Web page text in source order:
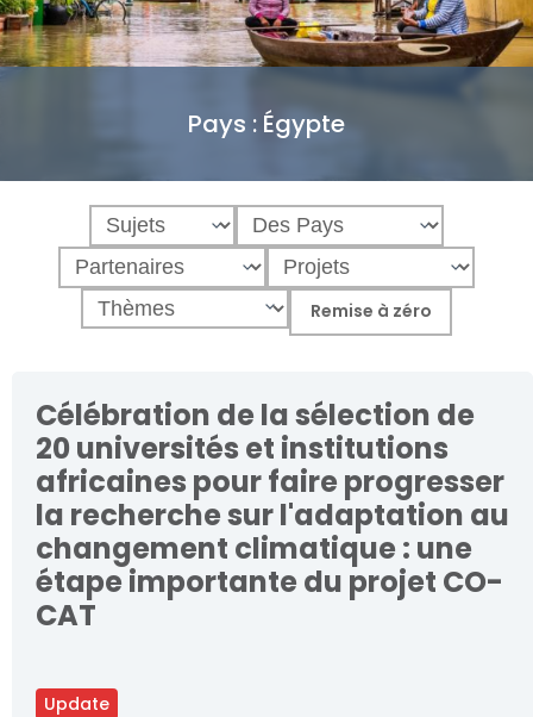
Pays : Égypte
Update
Célébration de la sélection de
20 universités et institutions
africaines pour faire progresser
la recherche sur l'adaptation au
changement climatique : une
étape importante du projet CO-
CAT